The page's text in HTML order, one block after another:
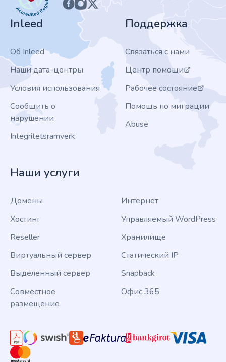
Inleed
Об Inleed
Наши дата-центры
Условия использования
Сообщить о
нарушении
Integritetsramverk
Поддержка
Связаться с нами
Центр помощи
Рабочее состояние
Помощь по миграции
Abuse
Наши услуги
Домены
Хостинг
Reseller
Виртуальный сервер
Выделенный сервер
Совместное
размещение
Интернет
Управляемый WordPress
Хранилище
Статический IP
Snapback
Офис 365